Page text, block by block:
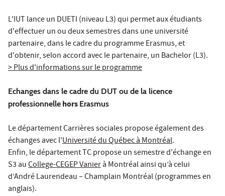
L'IUT lance un DUETI (niveau L3) qui permet aux étudiants
d'effectuer un ou deux semestres dans une université
partenaire, dans le cadre du programme Erasmus, et
d'obtenir, selon accord avec le partenaire, un Bachelor (L3).
> Plus d'informations sur le programme
Echanges dans le cadre du DUT ou de la licence
professionnelle hors Erasmus
Le département Carrières sociales propose également des
échanges avec l'Université du Québec à Montréal.
Enfin, le département TC propose un semestre d'échange en
S3 auCollege-CEGEP Vanierà Montréal ainsi qu’à celui
d’André Laurendeau – Champlain Montréal (programmes en
anglais).